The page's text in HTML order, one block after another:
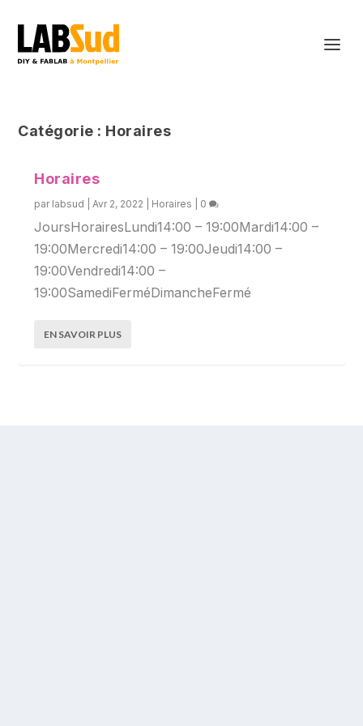
Catégorie : Horaires
Horaires
par labsud |Avr 2, 2022 Horaires 0
JoursHorairesLundi14:00 – 19:00Mardi14:00 –
19:00Mercredi14:00 – 19:00Jeudi14:00 –
19:00Vendredi14:00 –
19:00SamediFerméDimancheFermé
EN SAVOIR PLUS